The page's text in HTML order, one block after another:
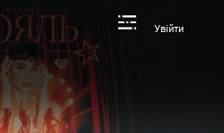
Увійти